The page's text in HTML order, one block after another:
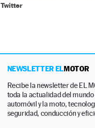
Twitter
NEWSLETTER ELMOTOR
Recibe la newsletter de EL
toda la actualidad del mundo
automóvil y la moto,
seguridad, conducción y